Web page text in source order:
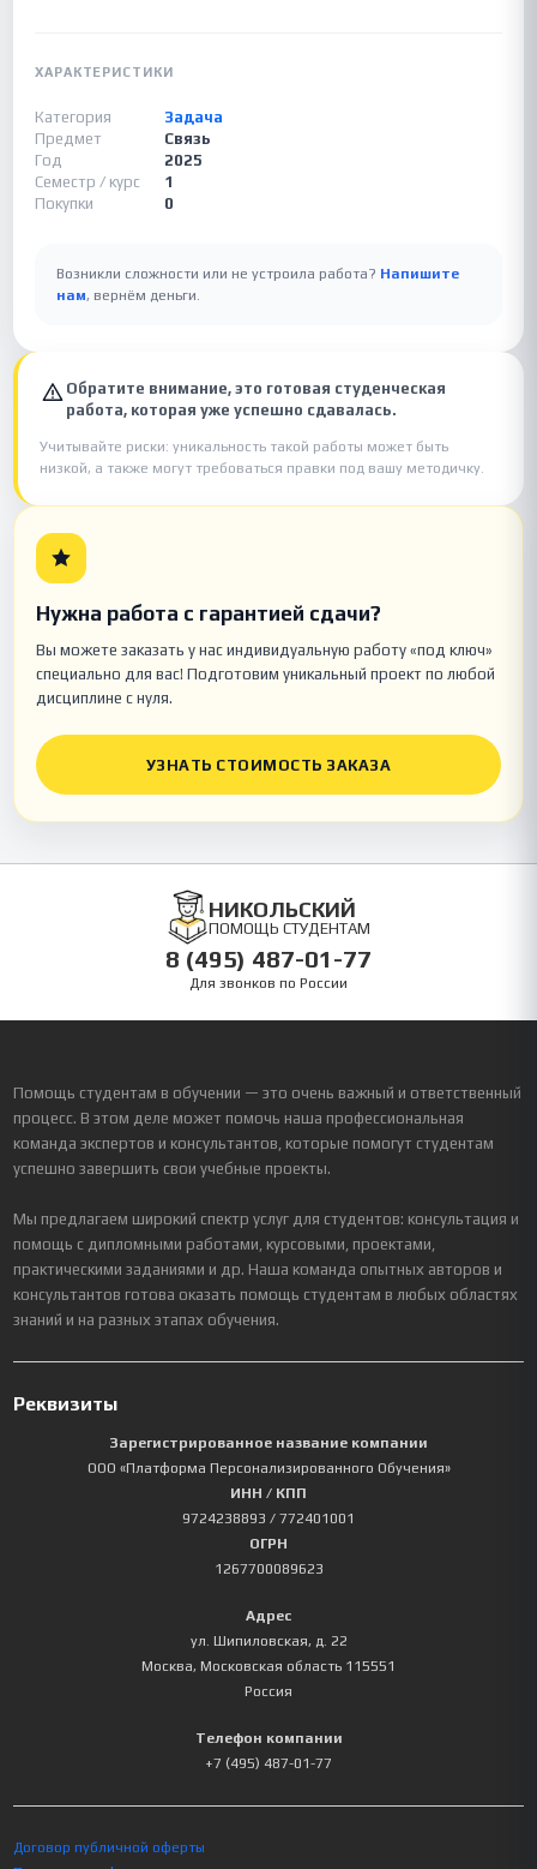
ХАРАКТЕРИСТИКИ
Категория
Задача
Предмет
Связь
Год
2025
Семестр / курс
1
Покупки
0
Возникли сложности или не устроила работа? Напишите
нам, вернём деньги.
Обратите внимание, это готовая студенческая
работа, которая уже успешно сдавалась.
Учитывайте риски: уникальность такой работы может быть
низкой, а также могут требоваться правки под вашу методичку.
Нужна работа с гарантией сдачи?
Вы можете заказать у нас индивидуальную работу «под ключ»
специально для вас! Подготовим уникальный проект по любой
дисциплине с нуля.
УЗНАТЬ СТОИМОСТЬ ЗАКАЗА
НИКОЛЬСКИЙ
ПОМОЩЬ СТУДЕНТАМ
8 (495) 487-01-77
Для звонков по России
Помощь студентам в обучении — это очень важный и ответственный
процесс. В этом деле может помочь наша профессиональная
команда экспертов и консультантов, которые помогут студентам
успешно завершить свои учебные проекты.
Мы предлагаем широкий спектр услуг для студентов: консультация и
помощь с дипломными работами, курсовыми, проектами,
практическими заданиями и др. Наша команда опытных авторов и
консультантов готова оказать помощь студентам в любых областях
знаний и на разных этапах обучения.
Реквизиты
Зарегистрированное название компании
ООО «Платформа Персонализированного Обучения»
ИНН / КПП
9724238893 / 772401001
ОГРН
1267700089623
Адрес
ул. Шипиловская, д. 22
Москва, Московская область 115551
Россия
Телефон компании
+7 (495) 487-01-77
Договор публичной оферты